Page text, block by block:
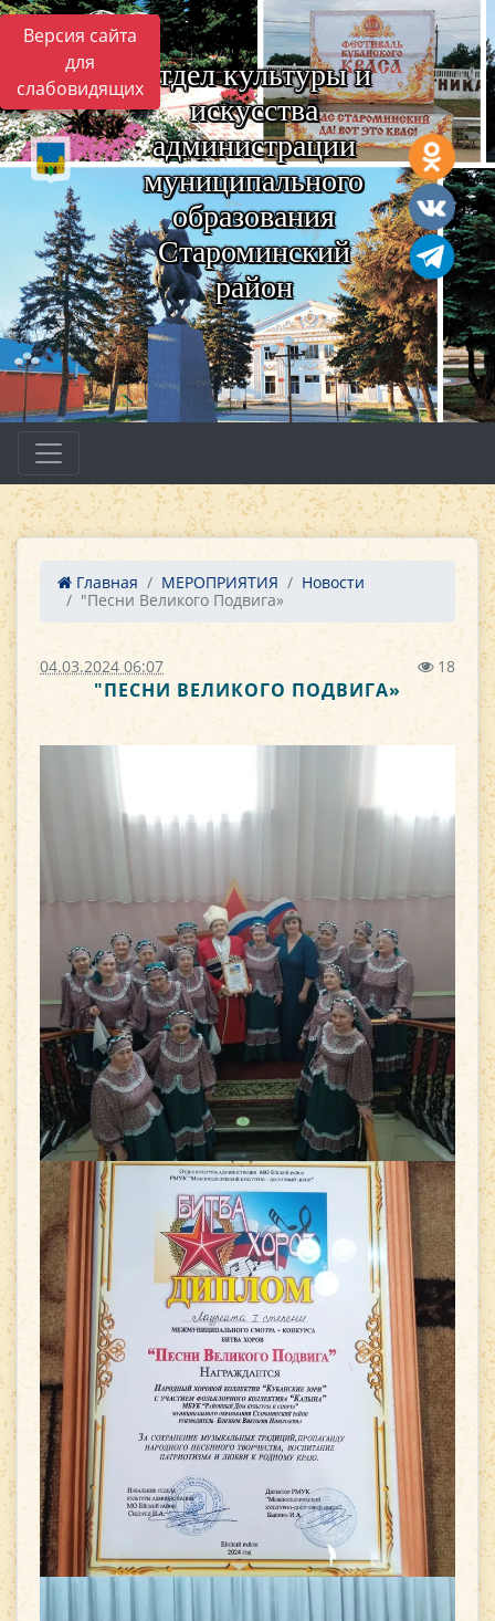
Версия сайта
для
слабовидящих Отдел культуры и
искусства
администрации
муниципального
образования
Староминский
район
Главная МЕРОПРИЯТИЯ
Новости
"Песни Великого Подвига»
04.03.2024 06:07 18
"ПЕСНИ ВЕЛИКОГО ПОДВИГА»